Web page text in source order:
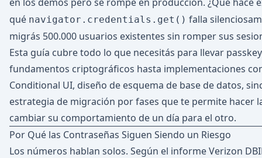
qué navigator.credentials.get() falla
migrás 500.000 usuarios existentes sin romper sus
Esta guía cubre todo lo que necesitás para llevar
fundamentos criptográficos hasta implementaciones
Conditional UI, diseño de esquema de base de datos,
estrategia de migración por fases que te permite hacer
cambiar su comportamiento de un día para el otro.
Por Qué las Contraseñas Siguen Siendo un Riesgo
Los números hablan solos. Según el informe Verizon